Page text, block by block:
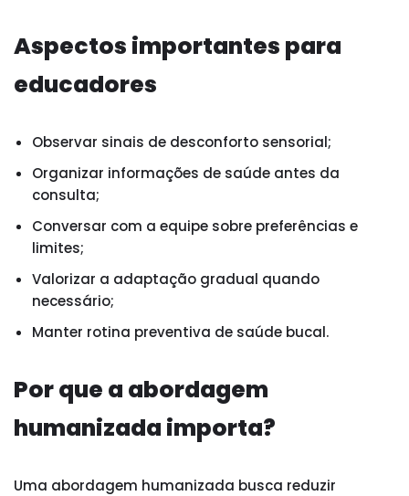
Aspectos importantes para
educadores
Observar sinais de desconforto sensorial;
Organizar informações de saúde antes da
consulta;
Conversar com a equipe sobre preferências e
limites;
Valorizar a adaptação gradual quando
necessário;
Manter rotina preventiva de saúde bucal.
Por que a abordagem
humanizada importa?
Uma abordagem humanizada busca reduzir